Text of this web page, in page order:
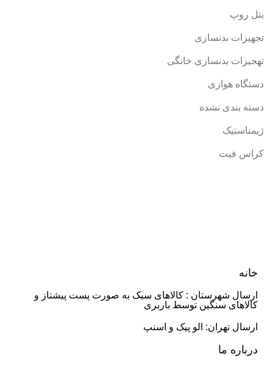
بتل روپ
تجهیزات بدنسازی
تهجیزات بدنسازی خانگی
دستگاه هوازی
دسته بندی نشده
ژیمناستیک
کراس فیت
خانه
ارسال شهرستان : کالاهای سبک به صورت پست پیشتاز و
کالاهای سنگین توسط باربری
ارسال تهران: الو پیک و اسنپ
درباره ما